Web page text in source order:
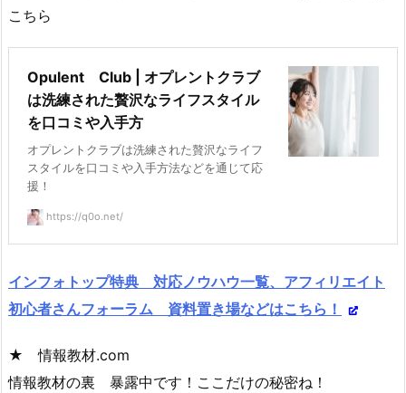
こちら
Opulent Club | オプレントクラブ
は洗練された贅沢なライフスタイル
を口コミや入手方
オプレントクラブは洗練された贅沢なライフ
スタイルを口コミや入手方法などを通じて応
援！
https://q0o.net/
インフォトップ特典 対応ノウハウ一覧、アフィリエイト
初心者さんフォーラム 資料置き場などはこちら！
★ 情報教材.com
情報教材の裏 暴露中です！ここだけの秘密ね！